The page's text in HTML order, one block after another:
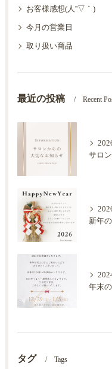
お客様感想(人''▽｀)
今月の営業日
取り扱い商品
最近の投稿 Recent
サロ
新年
年末
タグ Tags